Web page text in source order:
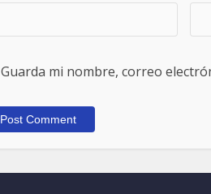
Guarda mi nombre, correo